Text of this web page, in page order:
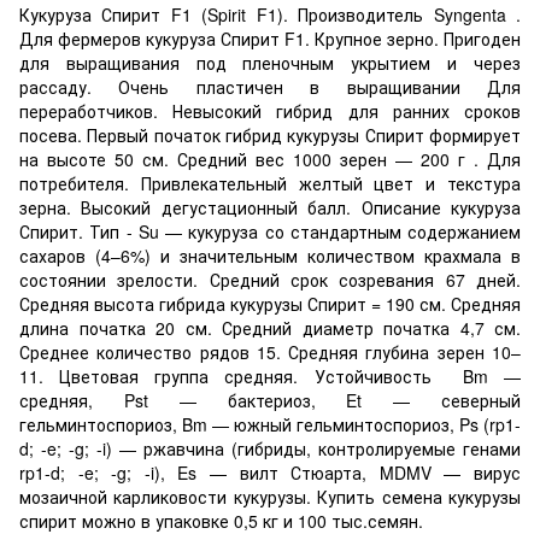
Кукуруза Спирит F1 (Spirit F1). Производитель Syngenta .
Для фермеров кукуруза Спирит F1. Крупное зерно. Пригоден
для выращивания под пленочным укрытием и через
рассаду. Очень пластичен в выращивании Для
переработчиков. Невысокий гибрид для ранних сроков
посева. Первый початок гибрид кукурузы Спирит формирует
на высоте 50 см. Средний вес 1000 зерен — 200 г . Для
потребителя. Привлекательный желтый цвет и текстура
зерна. Высокий дегустационный балл. Описание кукуруза
Спирит. Тип - Su — кукуруза со стандартным содержанием
сахаров (4–6%) и значительным количеством крахмала в
состоянии зрелости. Средний срок созревания 67 дней.
Средняя высота гибрида кукурузы Спирит = 190 см. Средняя
длина початка 20 см. Средний диаметр початка 4,7 см.
Среднее количество рядов 15. Средняя глубина зерен 10–
11. Цветовая группа средняя. Устойчивость Bm —
средняя, Pst — бактериоз, Et — северный
гельминтоспориоз, Bm — южный гельминтоспориоз, Ps (rp1-
d; -e; -g; -i) — ржавчина (гибриды, контролируемые генами
rp1-d; -e; -g; -i), Es — вилт Стюарта, MDMV — вирус
мозаичной карликовости кукурузы. Купить семена кукурузы
спирит можно в упаковке 0,5 кг и 100 тыс.семян.